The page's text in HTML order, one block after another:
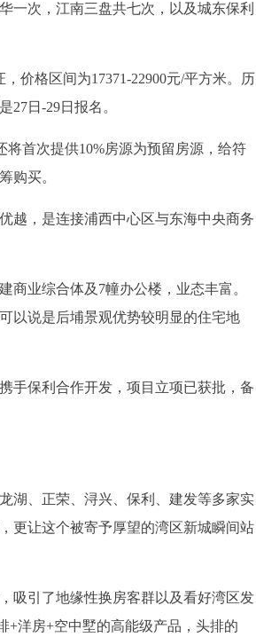
一次，江南三盘共七次，以及城东保利
价格区间为17371-22900元/平方米。历
27日-29日报名。
将首次提供10%房源为预留房源，给符
购买。
越，是连接浦西中心区与东海中央商务
商业综合体及7幢办公楼，业态丰富。
以说是后埔景观优势较明显的住宅地
手保利合作开发，项目立项已获批，备
湖、正荣、浔兴、保利、建发等多家实
更让这个被寄予厚望的湾区新城瞬间站
吸引了地缘性换房客群以及看好湾区发
+洋房+空中墅的高能级产品，头排的